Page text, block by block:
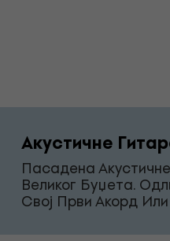
Акустичне
Пасадена
Великог Буџета.
Свој Први Акорд